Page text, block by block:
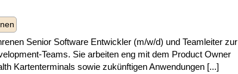
Senior Software Entwickler (m/w/d) und Teamleiter zur
Teams. Sie arbeiten eng mit dem Product Owner
Kartenterminals sowie zukünftigen Anwendungen [...]